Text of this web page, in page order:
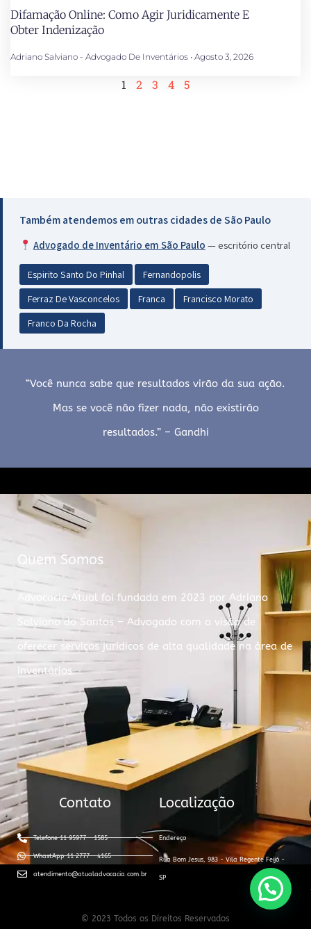
Difamação Online: Como Agir Juridicamente E
Obter Indenização
Adriano Salviano - Advogado De Inventários Agosto 3, 2026
1 2 3 4 5
Também atendemos em outras cidades de São Paulo
Advogado de Inventário em São Paulo — escritório central
Espirito Santo Do Pinhal
Fernandopolis
Ferraz De Vasconcelos
Franca
Francisco Morato
Franco Da Rocha
“Você nunca sabe que resultados virão da sua ação.
Mas se você não fizer nada, não existirão
resultados.” – Gandhi
Quem Somos
Advocacia Atual foi fundada em 2023 por Adriano
Salviano do Santos – Advogado com a visão de
oferecer serviços jurídicos de alta qualidade na área de
inventários.
Contato
Telefone 11 95977 - 1585
WhastApp 11 2777 - 4165
atendimento@atualadvocacia.com.br
Localização
Endereço
Rua Bom Jesus, 983 - Vila Regente Feijó -
SP
© 2023 Todos os Direitos Reservados